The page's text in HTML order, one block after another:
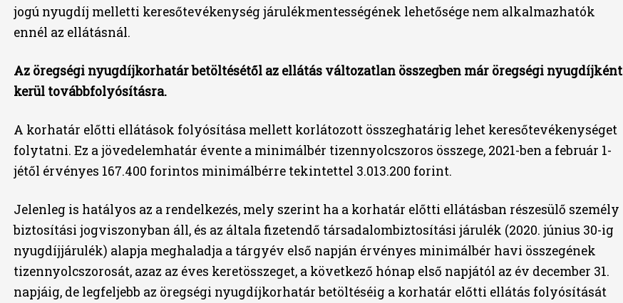
jogú nyugdíj melletti keresőtevékenység járulékmentességének lehetősége nem alkalmazhatók
ennél az ellátásnál.
Az öregségi nyugdíjkorhatár betöltésétől az ellátás változatlan összegben már öregségi nyugdíjként
kerül továbbfolyósításra.
A korhatár előtti ellátások folyósítása mellett korlátozott összeghatárig lehet keresőtevékenységet
folytatni. Ez a jövedelemhatár évente a minimálbér tizennyolcszoros összege, 2021-ben a február 1-
jétől érvényes 167.400 forintos minimálbérre tekintettel 3.013.200 forint.
Jelenleg is hatályos az a rendelkezés, mely szerint ha a korhatár előtti ellátásban részesülő személy
biztosítási jogviszonyban áll, és az általa fizetendő társadalombiztosítási járulék (2020. június 30-ig
nyugdíjjárulék) alapja meghaladja a tárgyév első napján érvényes minimálbér havi összegének
tizennyolcszorosát, azaz az éves keretösszeget, a következő hónap első napjától az év december 31.
napjáig, de legfeljebb az öregségi nyugdíjkorhatár betöltéséig a korhatár előtti ellátás folyósítását